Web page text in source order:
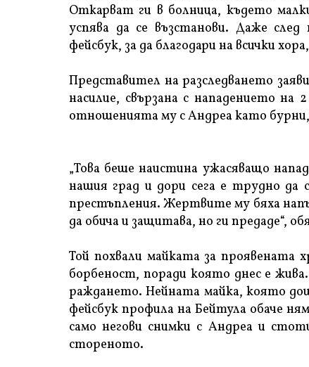
Откарват ги в болница, където
успява да се възстанови. Даже
фейсбук, за да благодари на всички
Представител на разследването
насилие, свързана с нападението
отношенията му с Андреа като
„Това беше наистина ужасяващо
нашия град и дори сега е трудно да
престъпления. Жертвите му бяха
да обича и защитава, но ги предаде“,
Той похвали майката за проявената
борбеност, поради която днес е
раждането. Нейната майка, която
фейсбук профила на Бейтула обаче
само негови снимки с Андреа и
стореното.